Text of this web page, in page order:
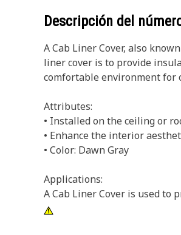
Descripción del
A Cab Liner Cover, also
liner cover is to provide
comfortable environment for
Attributes:
• Installed on the ceiling or
• Enhance the interior
• Color: Dawn Gray
Applications:
A Cab Liner Cover is used to